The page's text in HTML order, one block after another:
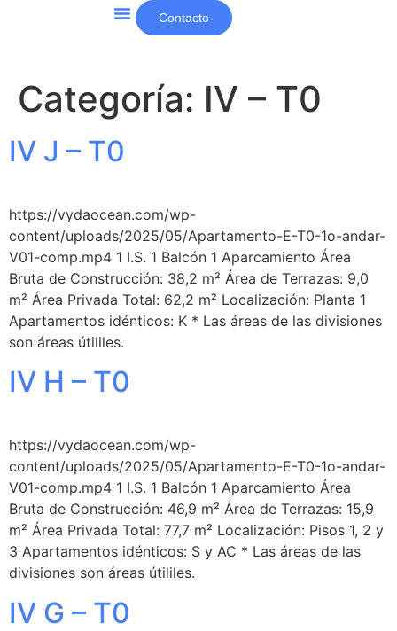
Contacto
Categoría: IV – T0
IV J – T0
https://vydaocean.com/wp-
content/uploads/2025/05/Apartamento-E-T0-1o-andar-
V01-comp.mp4 1 I.S. 1 Balcón 1 Aparcamiento Área
Bruta de Construcción: 38,2 m² Área de Terrazas: 9,0
m² Área Privada Total: 62,2 m² Localización: Planta 1
Apartamentos idénticos: K * Las áreas de las divisiones
son áreas útililes.
IV H – T0
https://vydaocean.com/wp-
content/uploads/2025/05/Apartamento-E-T0-1o-andar-
V01-comp.mp4 1 I.S. 1 Balcón 1 Aparcamiento Área
Bruta de Construcción: 46,9 m² Área de Terrazas: 15,9
m² Área Privada Total: 77,7 m² Localización: Pisos 1, 2 y
3 Apartamentos idénticos: S y AC * Las áreas de las
divisiones son áreas útililes.
IV G – T0